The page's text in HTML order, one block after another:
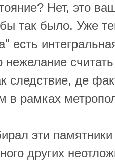
Нет, это
так было. Уже
есть
нежелание
следствие, де
в рамках
эти памятники
других